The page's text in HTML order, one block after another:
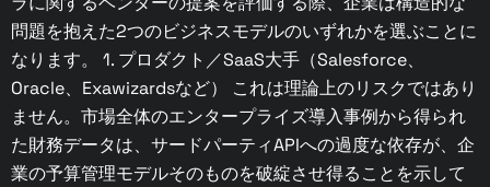
問題を抱えた2つのビジネスモデルのいずれかを選ぶことに
なります。 1. プロダクト／SaaS大手（Salesforce、
Oracle、Exawizardsなど） これは理論上のリスクではあり
ません。市場全体のエンタープライズ導入事例から得られ
た財務データは、サードパーティAPIへの過度な依存が、企
業の予算管理モデルそのものを破綻させ得ることを示して